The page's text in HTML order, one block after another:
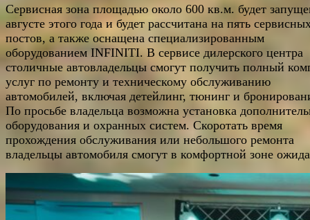
Сервисная зона площадью около 600 кв.м. будет
августе этого года и будет рассчитана на пять
постов, а также оснащена специализированным
оборудованием INFINITI. В сервисе дилерского центра
столичные автовладельцы смогут получить полный
услуг по ремонту и техническому обслуживанию
автомобилей, включая детейлинг, тюнинг и
По просьбе владельца возможна установка
оборудования и охранных систем. Скоротать время
прохождения обслуживания или небольшого ремонта
владельцы автомобиля смогут в комфортной зоне